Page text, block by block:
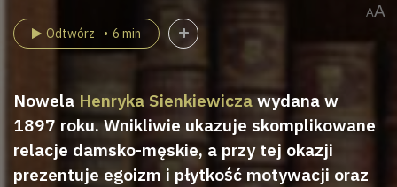
AA
Odtwórz 6 min
Nowela Henryka Sienkiewiczawydana w
1897 roku. Wnikliwie ukazuje skomplikowane
relacje damsko-męskie, a przy tej okazji
prezentuje egoizm i płytkość motywacji oraz